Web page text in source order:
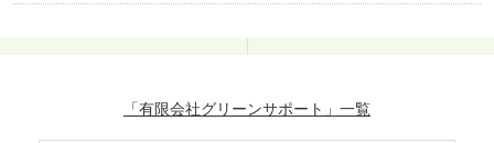
「有限会社グリーンサポート」